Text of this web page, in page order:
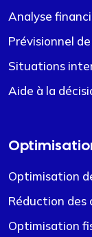
Analyse
Prévisionnel
Situations
Aide à la
Optimisation
Réduction des
Optimisation